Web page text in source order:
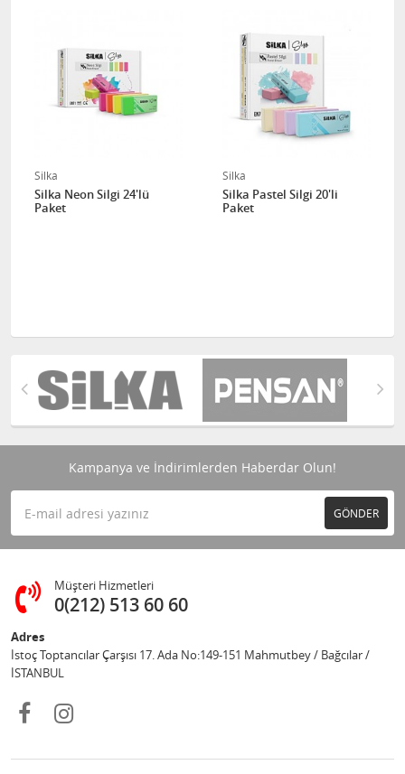
Silka
Silka Neon Silgi 24'lü
Paket
Silka
Silka Pastel Silgi 20'li
Paket
Kampanya ve İndirimlerden Haberdar Olun!
GÖNDER
Müşteri Hizmetleri
0(212) 513 60 60
Adres
İstoç Toptancılar Çarşısı 17. Ada No:149-151 Mahmutbey / Bağcılar /
İSTANBUL